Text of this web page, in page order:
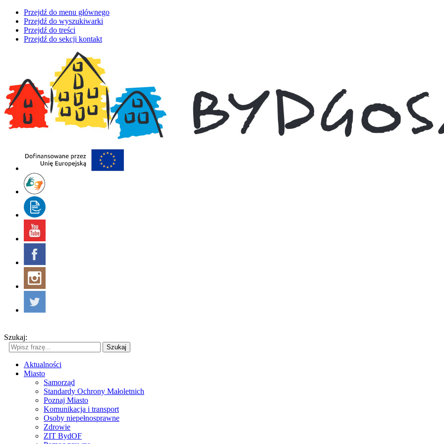
Przejdź do menu głównego
Przejdź do wyszukiwarki
Przejdź do treści
Przejdź do sekcji kontakt
Szukaj:
Szukaj
Aktualności
Miasto
Samorząd
Standardy Ochrony Małoletnich
Poznaj Miasto
Komunikacja i transport
Osoby niepełnosprawne
Zdrowie
ZIT BydOF